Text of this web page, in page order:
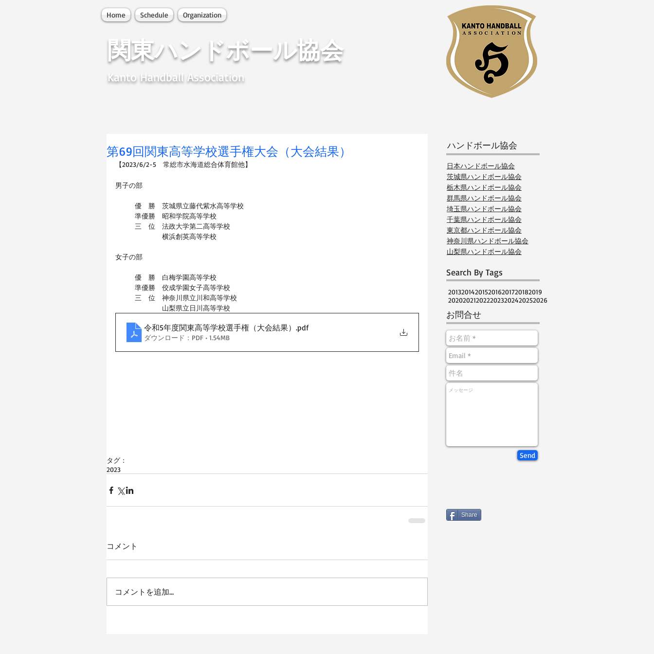
Home Schedule Organization
関東ハンドボール協会
Kanto Handball Association
第69回関東高等学校選手権大会（大会結果）
【2023/6/2-5　常総市水海道総合体育館他】
男子の部
優　勝　茨城県立藤代紫水高等学校
準優勝　昭和学院高等学校
三　位　法政大学第二高等学校
横浜創英高等学校
女子の部
優　勝　白梅学園高等学校
準優勝　佼成学園女子高等学校
三　位　神奈川県立川和高等学校
山梨県立日川高等学校
令和5年度関東高等学校選手権（大会結果） .pdf
ダウンロード：PDF • 1.54MB
タグ：
2023
コメント
コメントを追加…
ハンドボール協会
日本ハンドボール協会
茨城県ハンドボール協会
栃木県ハンドボール協会
群馬県ハンドボール協会
埼玉県ハンドボール協会
千葉県ハンドボール協会
東京都ハンドボール協会
神奈川県ハンドボール協会
山梨県ハンドボール協会
Search By Tags
2013201420152016201720182019
2020202120222023202420252026
お問合せ
Send
Share